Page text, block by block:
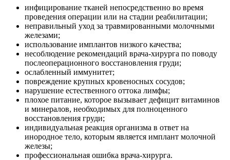
инфицирование тканей непосредственно во время
проведения операции или на стадии реабилитации;
неправильный уход за травмированными молочными
железами;
использование имплантов низкого качества;
несоблюдение рекомендаций врача-хирурга по поводу
послеоперационного восстановления груди;
ослабленный иммунитет;
повреждение крупных кровеносных сосудов;
нарушение естественного оттока лимфы;
плохое питание, которое вызывает дефицит витаминов
и минералов, необходимых для полноценного
восстановления груди;
индивидуальная реакция организма в ответ на
инородное тело, которым является имплант молочной
железы;
профессиональная ошибка врача-хирурга.